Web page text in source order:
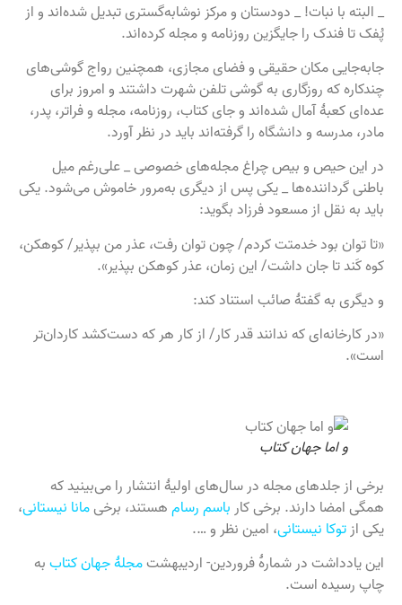
_ البته با نبات! _ دودستان و مرکز نوشابه‌گستری تبدیل شده‌اند و از
پُفک تا فندک را جایگزین روزنامه و مجله کرده‌اند.
جابه‌جایی مکان حقیقی و فضای مجازی، همچنین رواج گوشی‌های
چندکاره که روزگاری به گوشی تلفن شهرت داشتند و امروز برای
عده‌ای کعبۀ آمال شده‌اند و جای کتاب، روزنامه، مجله و فراتر، پدر،
مادر، مدرسه و دانشگاه را گرفته‌اند باید در نظر آورد.
در این حیص‌ و بیص چراغ مجله‌های خصوصی _ علی‌رغم میل
باطنی گرداننده‌ها _ یکی پس از دیگری به‌مرور خاموش می‌شود. یکی
باید به نقل از مسعود فرزاد بگوید:
«تا توان بود خدمتت کردم/ چون توان رفت، عذر من بپذیر/ کوهکن،
کوه‌ کَند تا جان داشت/ این زمان، عذر کوهکن بپذیر».
و دیگری به گفتۀ صائب استناد کند:
«در کارخانه‌ای که ندانند قدر کار/ از کار هر که دست‌کشد کاردان‌تر
است».
و اما جهان کتاب
برخی از جلدهای مجله در سال‌های اولیۀ انتشار را می‌بینید که
همگی امضا دارند. برخی کار باسم رسام هستند، برخی مانا نیستانی،
یکی از توکا نیستانی، امین نظر و ….
این یادداشت در شمارۀ فروردین- اردیبهشت مجلۀ جهان کتاب به
چاپ رسیده است.